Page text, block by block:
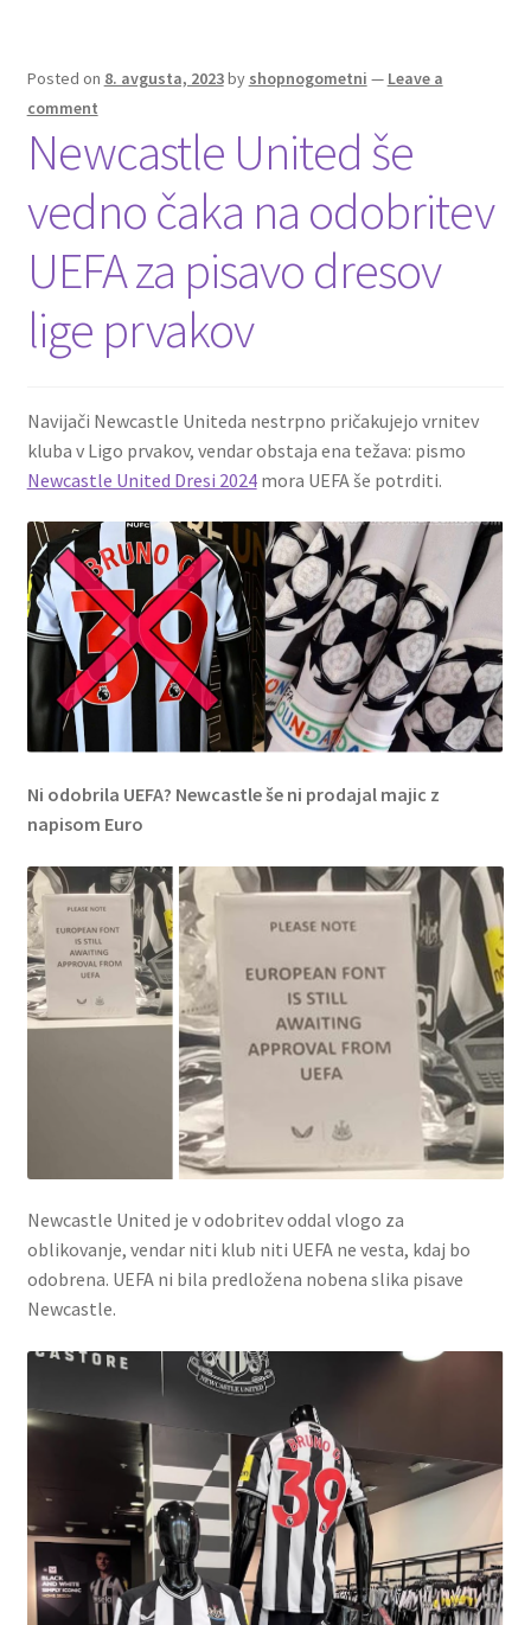
Posted on 8. avgusta, 2023by shopnogometni — Leave a
comment
Newcastle United še
vedno čaka na odobritev
UEFA za pisavo dresov
lige prvakov
Navijači Newcastle Uniteda nestrpno pričakujejo vrnitev
kluba v Ligo prvakov, vendar obstaja ena težava: pismo
Newcastle United Dresi 2024mora UEFA še potrditi.
Ni odobrila UEFA? Newcastle še ni prodajal majic z
napisom Euro
Newcastle United je v odobritev oddal vlogo za
oblikovanje, vendar niti klub niti UEFA ne vesta, kdaj bo
odobrena. UEFA ni bila predložena nobena slika pisave
Newcastle.